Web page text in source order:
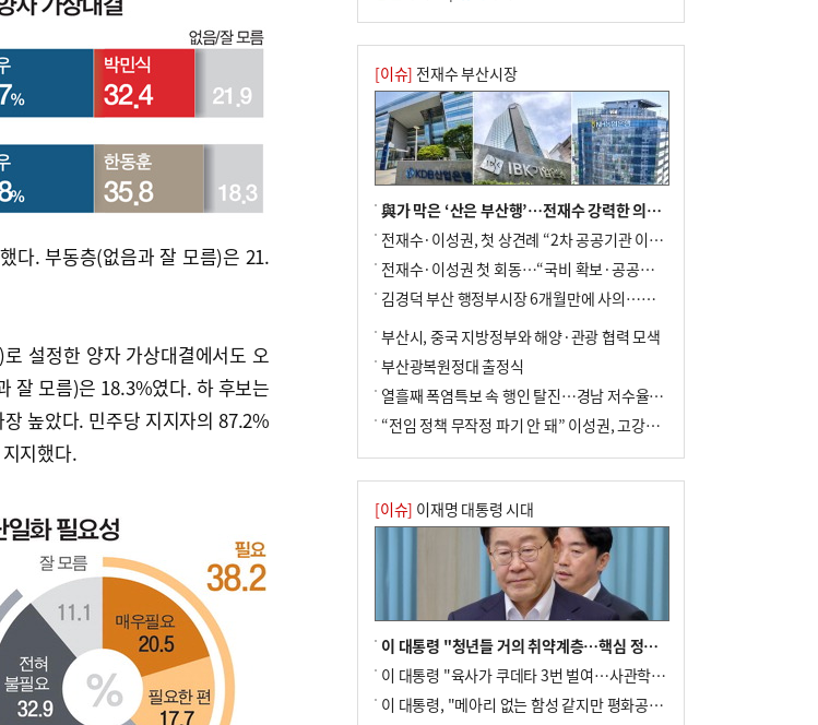
다. 부동층(없음과 잘 모름)은 21.
설정한 양자 가상대결에서도 오
잘 모름)은 18.3%였다. 하 후보는
높았다. 민주당 지지자의 87.2%
지했다.
10 노후 상수도관 파열에 폭염 속 사상구 2300
여 가구 6시간 단수
[이슈] 전재수 부산시장
與가 막은 ‘산은 부산행’…전재수 강력한 의지 표명 없인 공염불
전재수·이성권, 첫 상견례 “2차 공공기관 이전 초당 협력”(종합)
전재수·이성권 첫 회동…“국비 확보·공공기관 이전 협력”
김경덕 부산 행정부시장 6개월만에 사의…후임 인선 촉각
부산시, 중국 지방정부와 해양·관광 협력 모색
부산광복원정대 출정식
열흘째 폭염특보 속 행인 탈진…경남 저수율 평년의 절반
“전임 정책 무작정 파기 안 돼” 이성권, 고강도 ‘전재수 견제’ 예고
[이슈] 이재명 대통령 시대
이 대통령 "청년들 거의 취약계층…핵심 정책 재편""
이 대통령 "육사가 쿠데타 3번 벌여…사관학교 통합 신속히 추진"
이 대통령, "메아리 없는 함성 같지만 평화공존책 계속해야"